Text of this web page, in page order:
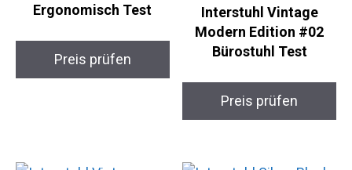
Ergonomisch Test
Preis prüfen
Interstuhl Vintage
Modern Edition #02
Bürostuhl Test
Preis prüfen